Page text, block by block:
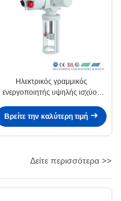
Ηλεκτρικός γραμμικός
ενεργοποιητής υψηλής ισχύος
ορίου για βιομηχανική
Βρείτε την καλύτερη τιμή
Δείτε περισσότερα >>